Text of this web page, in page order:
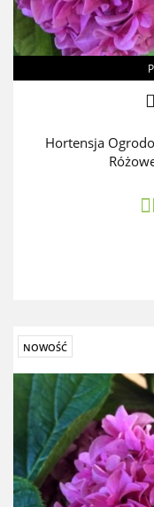
Hortensja
NOWOŚĆ